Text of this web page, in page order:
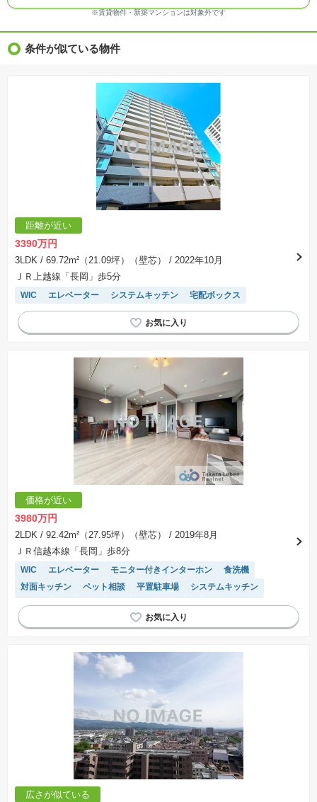
※ＣＧ合成の画像の場合、実際とは多少異なる場合があります。
※物件特徴：販売戸数が複数の物件は、全ての住戸に該当しない項目もあります。
※価格更新：物件価格が変更された日から１週間表示されます。
※建築条件土地の情報内に掲載されている、建物プラン例は、土地購入者の設計プランの参考
の一例であって、プランの採用可否は任意です。
※土地（建築条件なし）で「建物プラン例」が表記してある時、そのプラン例は特定の建築請
負会社によるもので、当該建築請負会社以外で建てた場合、同様のものが同価格で建てられる
とは限りません。また建築請負会社を特定するものではありません。
※建築条件付き土地とは、その土地に建築する建物の建築請負契約が、一定期間内に成立する
ことを条件として売買される土地のことをいいます。建築請負契約成立に向けて設計プランを
協議するため、土地購入者が自己の希望する建物の設計協議をするために必要な相当の期間の
交渉期間が設定され、その期間内で希望を満たすプランが実現できたかどうかにより結論を出
します。なお、この期間は概ね3ヶ月程度とされています。納得のいくプランが出来ず、建築請
負契約が成立しない場合、土地売買契約は白紙に戻り、土地契約にかかった代金（土地代金、
手付金など）は名目のいかんに関わらず、全て返却されます。
※課税対象物件の「価格」や「費用等」は消費税込みの「総額表示」で統一しています。
※「本体価格」とは、課税対象物件においては「消費税を除いた建物価格」と「土地価格」の
合計額を指します。
表示されておりません。
※取引にかかる費用：物件の契約手続き、決済、引き渡し時にかかる費用を表示しています。
不動産会社によって表記有無が異なるため、ご自身で十分な確認をしていただくようにお願い
いたします。
場合があります。
※賃貸物件・新築マンションは対象外です
条件が似ている物件
距離が近い
3390万円
3LDK / 69.72m²（21.09坪）（壁芯）
/ 2022年10月
ＪＲ上越線「長岡」歩5分
WIC エレベーター システムキッチン 宅配ボックス
価格が近い
3980万円
2LDK / 92.42m²（27.95坪）（壁芯）
/ 2019年8月
ＪＲ信越本線「長岡」歩8分
WIC エレベーター モニター付きインターホン
食洗機
対面キッチン
ペット相談 平置駐車場
システムキッチン
床暖房
浴室乾燥機 駐輪場・バイク置き場
温水洗浄便座
陽当り良好
広さが似ている